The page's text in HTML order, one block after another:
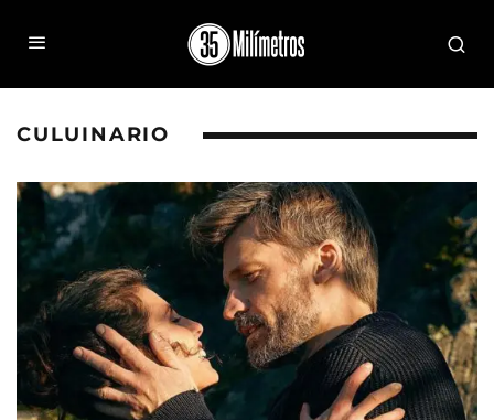
CULUINARIO